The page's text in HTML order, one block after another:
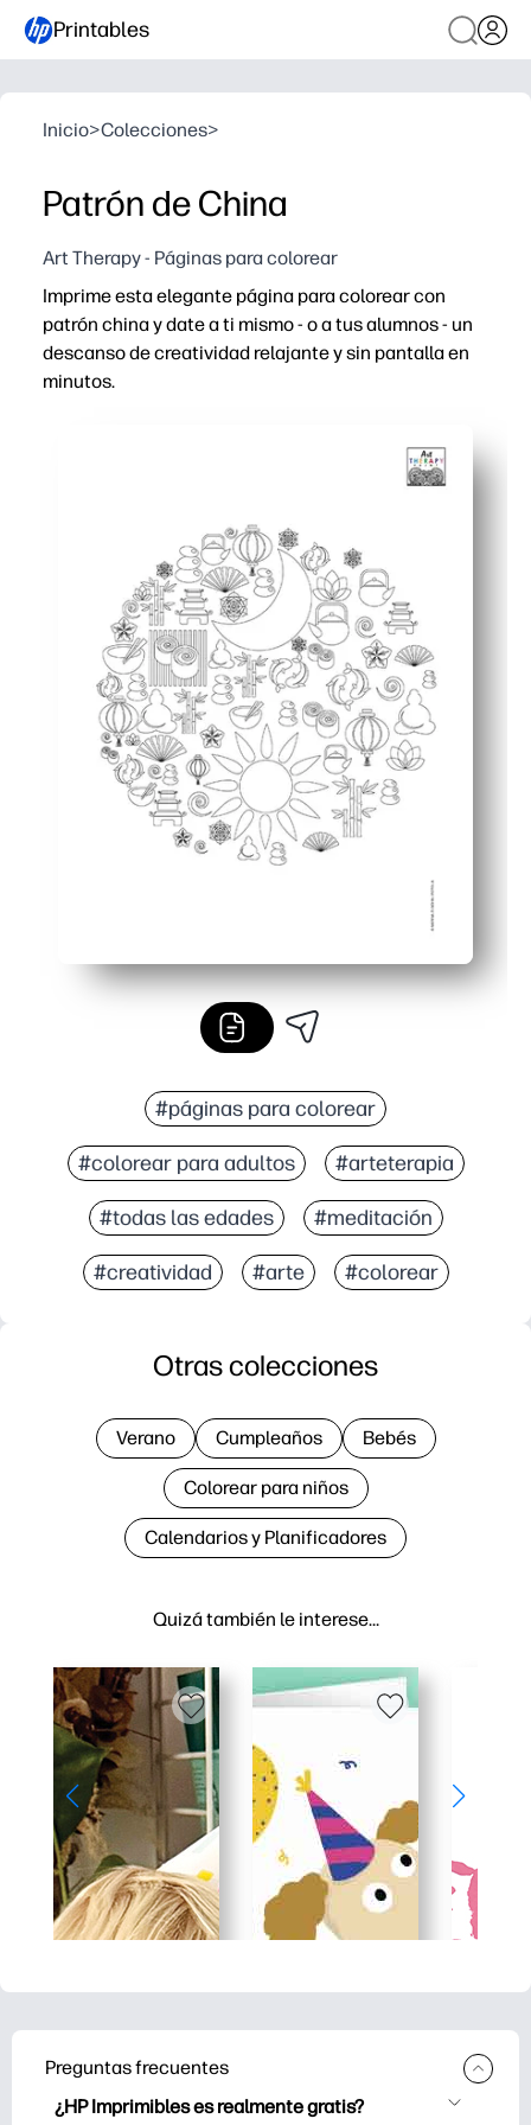
Printables
Inicio>Colecciones>
Patrón de China
Art Therapy - Páginas para colorear
Imprime esta elegante página para colorear con
patrón china y date a ti mismo - o a tus alumnos - un
descanso de creatividad relajante y sin pantalla en
minutos.
Detalle calmante: los motivos repetidos promueven la
Desarrollo de habilidades: apoya el enfoque y el
#páginas para colorear
#colorear para adultos #arteterapia
#todas las edades #meditación
#creatividad #arte #colorear
Quizá también le interese…
Otras colecciones
Verano Cumpleaños Bebés
Colorear para niños
Calendarios y Planificadores
Preguntas frecuentes
¿HP Imprimibles es realmente gratis?